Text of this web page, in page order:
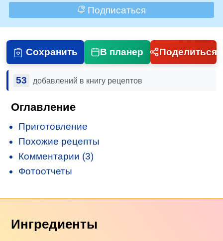
Подписаться
Сохранить В планер Поделиться
53 добавлений в книгу рецептов
Оглавление
Приготовление
Похожие рецепты
Комментарии (3)
Фотоотчеты
Ингредиенты